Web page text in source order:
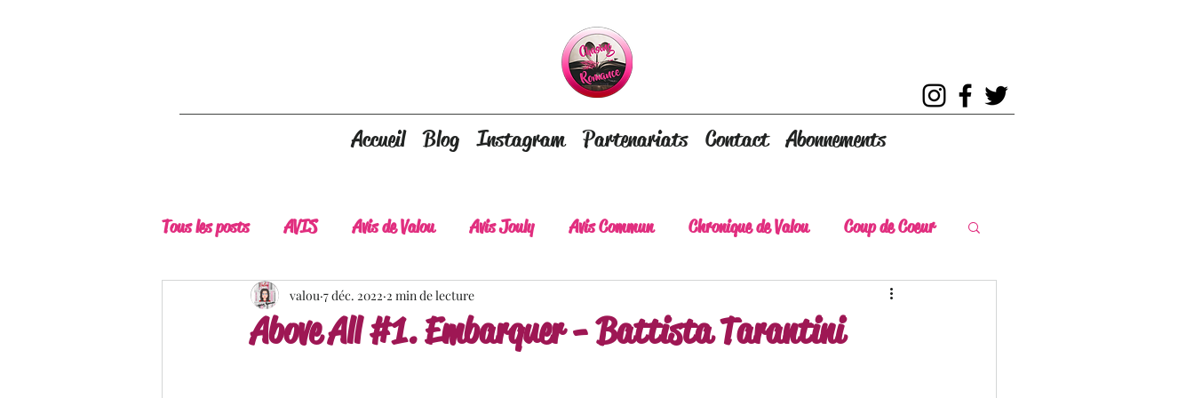
Accueil Blog Instagram Partenariats Contact Abonnements
Tous les posts AVIS Avis de Valou Avis Jouly Avis Commun Chronique de Valou Coup de Coeur
Belle Découverte A lire absolument Coup de Chaud
Above All #1. Embarquer - Battista Tarantini
valou 7 déc. 2022 2 min de lecture